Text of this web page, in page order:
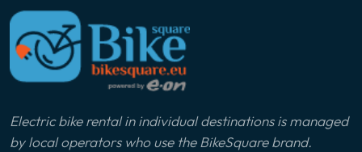
Electric bike rental in individual destinations is managed
by local operators who use the BikeSquare brand.